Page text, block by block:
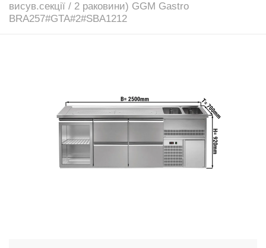
висув.секції / 2 раковини) GGM Gastro
BRA257#GTA#2#SBA1212